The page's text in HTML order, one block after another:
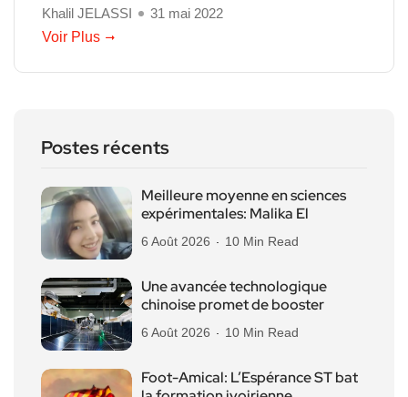
Khalil JELASSI
31 mai 2022
Voir Plus
Postes récents
Meilleure moyenne en sciences
expérimentales: Malika El
6 Août 2026 10 Min Read
Une avancée technologique
chinoise promet de booster
6 Août 2026 10 Min Read
Foot-Amical: L’Espérance ST bat